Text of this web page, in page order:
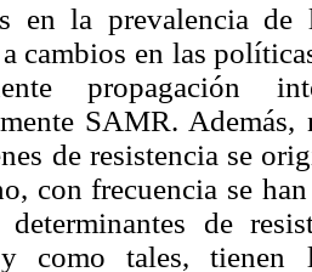
en la prevalencia
a cambios en las
propagación
SAMR.
de resistencia se
con frecuencia se
determinantes de
como tales, tienen